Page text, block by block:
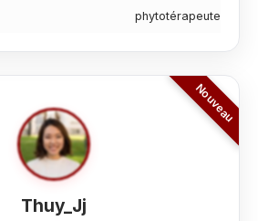
phytotérapeute
Thuy_Jj